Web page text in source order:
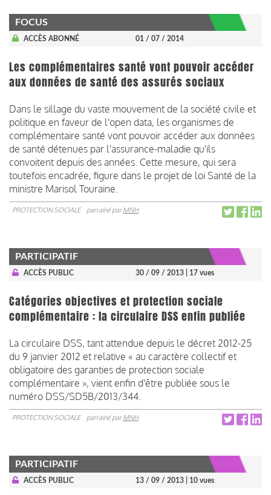
FOCUS
ACCÈS ABONNÉ 01 / 07 / 2014
Les complémentaires santé vont pouvoir accéder
aux données de santé des assurés sociaux
Dans le sillage du vaste mouvement de la société civile et
politique en faveur de l'open data, les organismes de
complémentaire santé vont pouvoir accéder aux données
de santé détenues par l'assurance-maladie qu'ils
convoitent depuis des années. Cette mesure, qui sera
toutefois encadrée, figure dans le projet de loi Santé de la
ministre Marisol Touraine.
PROTECTION SOCIALE parrainé parMNH
PARTICIPATIF
ACCÈS PUBLIC 30 / 09 / 2013 | 17 vues
Catégories objectives et protection sociale
complémentaire : la circulaire DSS enfin publiée
La circulaire DSS, tant attendue depuis le décret 2012-25
du 9 janvier 2012 et relative « au caractère collectif et
obligatoire des garanties de protection sociale
complémentaire », vient enfin d'être publiée sous le
numéro DSS/SD5B/2013/344.
PROTECTION SOCIALE parrainé parMNH
PARTICIPATIF
ACCÈS PUBLIC 13 / 09 / 2013 | 10 vues